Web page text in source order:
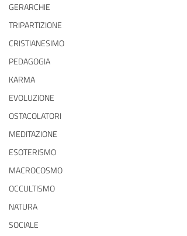
GERARCHIE
TRIPARTIZIONE
CRISTIANESIMO
PEDAGOGIA
KARMA
EVOLUZIONE
OSTACOLATORI
MEDITAZIONE
ESOTERISMO
MACROCOSMO
OCCULTISMO
NATURA
SOCIALE